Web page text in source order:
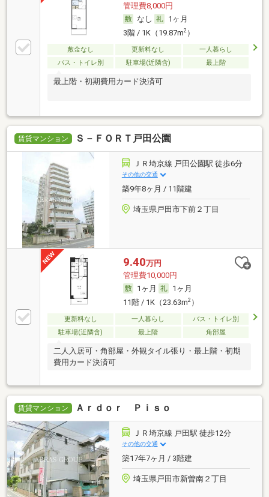
管理費8,000円
なし
1ヶ月
3階 / 1K（19.87m2）
敷金なし 更新料なし
一人暮らし
バス・トイレ別
駐車場(近隣含) 最上階
最上階・初期費用カード決済可
賃貸マンション Ｓ－ＦＯＲＴ戸田公園
ＪＲ埼京線 戸田公園駅 徒歩6分
その他の交通
築9年8ヶ月 / 11階建
埼玉県戸田市下前２丁目
9.40万円
管理費10,000円
1ヶ月
1ヶ月
11階 / 1K（23.63m2）
更新料なし 一人暮らし
バス・トイレ別
駐車場(近隣含)
最上階 角部屋
二人入居可・角部屋・外観タイル張り・最上階・初期
費用カード決済可
賃貸マンション Ａｒｄｏｒ Ｐｉｓｏ
ＪＲ埼京線 戸田駅 徒歩12分
その他の交通
築17年7ヶ月 / 3階建
埼玉県戸田市新曽南２丁目